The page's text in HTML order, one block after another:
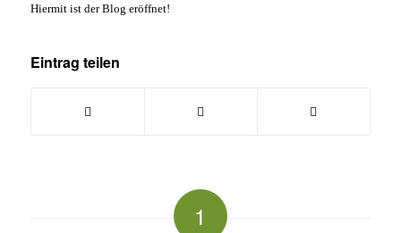
Hiermit ist der Blog eröffnet!
Eintrag teilen
1